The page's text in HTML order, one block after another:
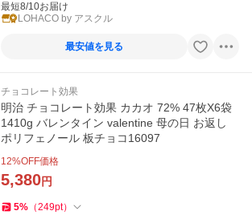
最短8/10お届け
LOHACO by アスクル
最安値を見る
チョコレート効果
明治 チョコレート効果 カカオ 72% 47枚X6袋
1410g バレンタイン valentine 母の日 お返し
ポリフェノール 板チョコ16097
12%OFF価格
5,380円
5% （249pt）